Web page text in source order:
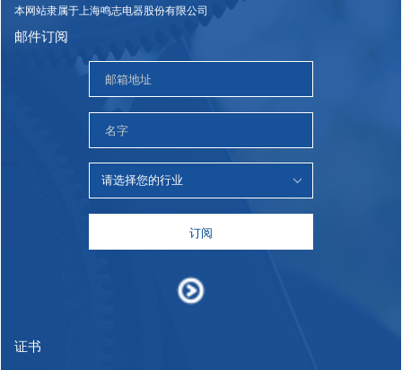
本网站隶属于上海鸣志电器股份有限公司
邮件订阅
订阅
证书